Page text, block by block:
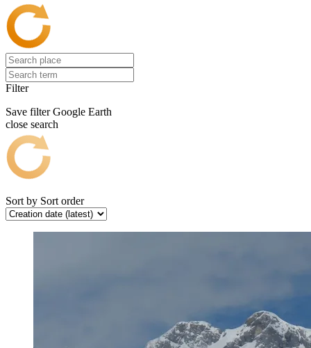
Filter
Save filter Google Earth
close search
Sort by Sort order